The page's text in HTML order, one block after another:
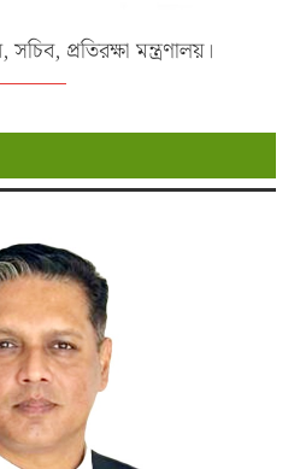
প্রতিরক্ষা মন্ত্রণালয়।